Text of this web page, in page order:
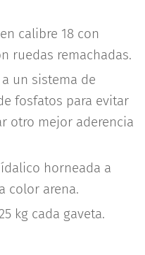
calibre 18 con
ruedas remachadas.
un sistema de
fosfatos para evitar
otro mejor aderencia
horneada a
color arena.
kg cada gaveta.